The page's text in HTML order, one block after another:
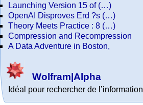
Launching Version 15 of (…)
OpenAI Disproves Erd ?s (…)
Theory Meets Practice : 8 (…)
Compression and Recompression
A Data Adventure in Boston,
Wolfram|Alpha
Idéal pour rechercher de l’information